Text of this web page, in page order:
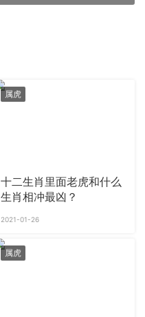
属虎
十二生肖里面老虎和什么
生肖相冲最凶？
2021-01-26
属虎